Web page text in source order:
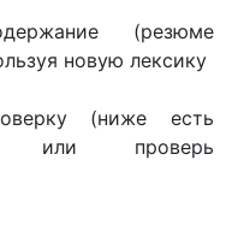
(резюме
новую лексику
(ниже есть
или проверь